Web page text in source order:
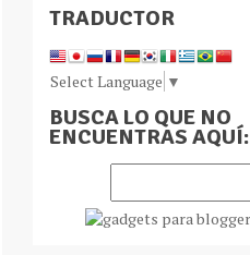
TRADUCTOR
Select Language ▼
BUSCA LO QUE NO
ENCUENTRAS AQUÍ: